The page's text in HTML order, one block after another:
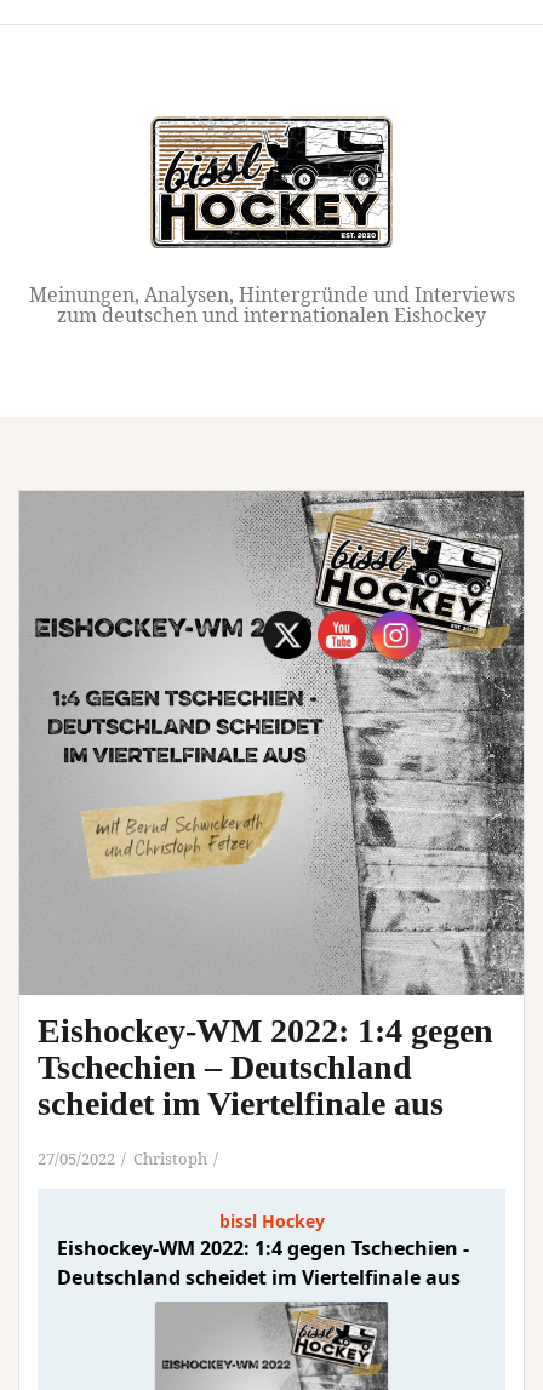
Meinungen, Analysen, Hintergründe und Interviews
zum deutschen und internationalen Eishockey
Eishockey-WM 2022: 1:4 gegen
Tschechien – Deutschland
scheidet im Viertelfinale aus
27/05/2022 Christoph